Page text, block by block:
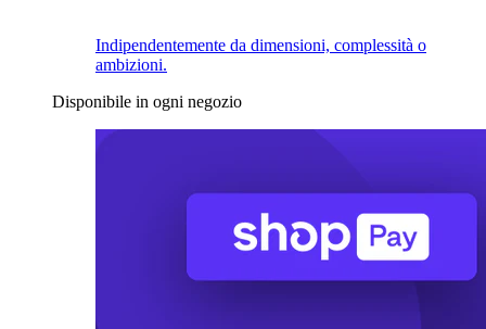
Indipendentemente da dimensioni, complessità o
ambizioni.
Disponibile in ogni negozio